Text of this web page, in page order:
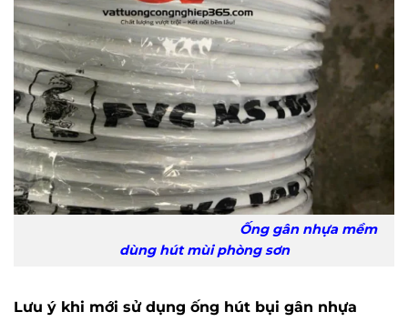
Ống gân nhựa mềm
dùng hút mùi phòng sơn
Lưu ý khi mới sử dụng ống hút bụi gân nhựa